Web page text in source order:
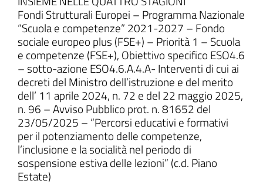
Fondi Strutturali Europei – Programma Nazionale
“Scuola e competenze” 2021-2027 – Fondo
sociale europeo plus (FSE+) – Priorità 1 – Scuola
e competenze (FSE+), Obiettivo specifico ESO4.6
– sotto-azione ESO4.6.A.4.A- Interventi di cui ai
decreti del Ministro dell’istruzione e del merito
dell’ 11 aprile 2024, n. 72 e del 22 maggio 2025,
n. 96 – Avviso Pubblico prot. n. 81652 del
23/05/2025 – “Percorsi educativi e formativi
per il potenziamento delle competenze,
l’inclusione e la socialità nel periodo di
sospensione estiva delle lezioni” (c.d. Piano
Estate)